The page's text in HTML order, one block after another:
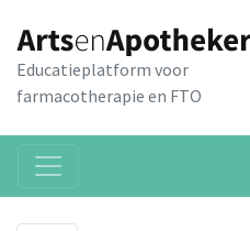
Educatieplatform voor
farmacotherapie en FTO